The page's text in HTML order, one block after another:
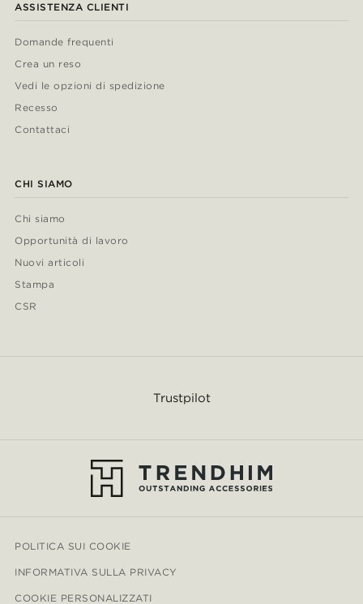
ASSISTENZA CLIENTI
Domande frequenti
Crea un reso
Vedi le opzioni di spedizione
Recesso
Contattaci
CHI SIAMO
Chi siamo
Opportunità di lavoro
Nuovi articoli
Stampa
CSR
Trustpilot
POLITICA SUI COOKIE
INFORMATIVA SULLA PRIVACY
COOKIE PERSONALIZZATI